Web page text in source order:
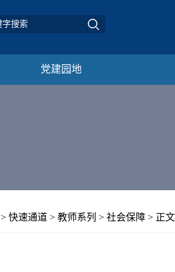
党建园地
> 快速通道 > 教师系列 > 社会保障 > 正文